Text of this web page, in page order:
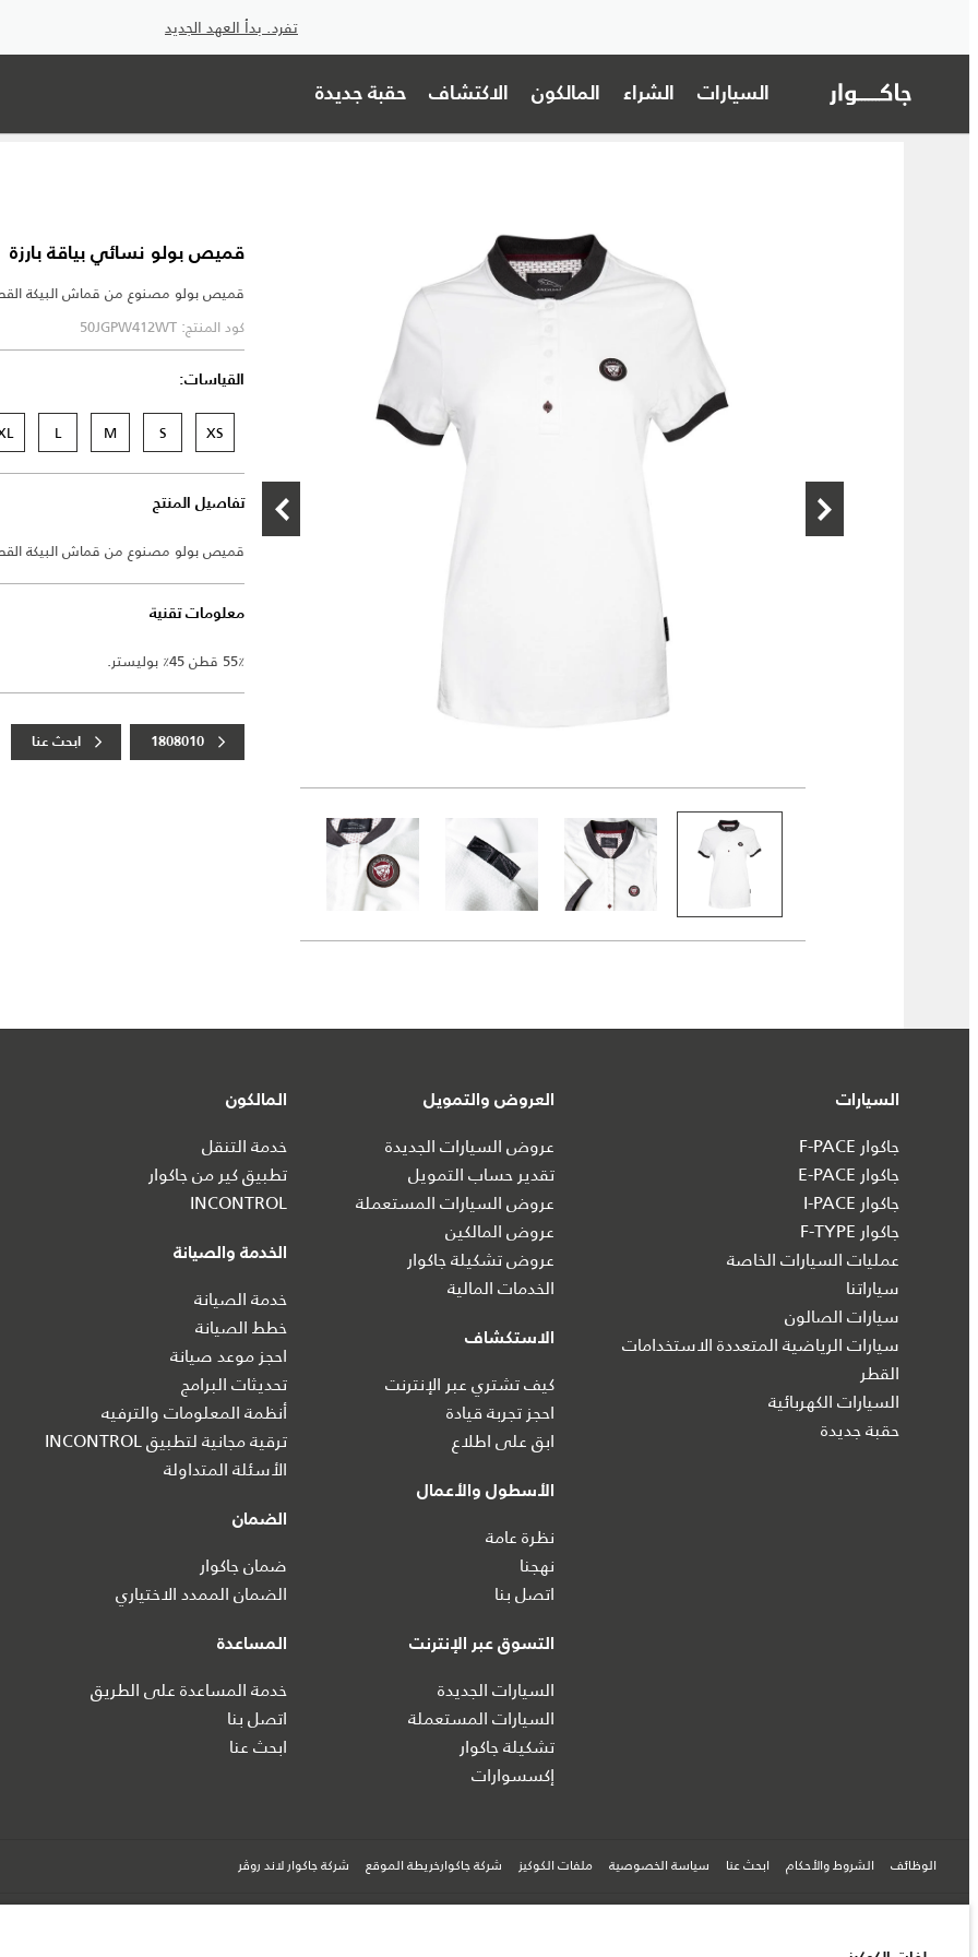
تفرد. بدأ العهد الجديد
السيارات الشراء المالكون الاكتشاف حقبة جديدة
قميص بولو نسائي بياقة بارزة
قميص بولو مصنوع من قماش البيكة
كود المنتج: 50JGPW412WT
القياسات:
XS
S
M
L
تفاصيل المنتج
قميص بولو مصنوع من قماش البيكة
معلومات تقنية
55٪ قطن 45٪ بوليستر.
1808010 ابحث عنا
السيارات
جاكوار F-PACE
جاكوار E-PACE
جاكوار I‑PACE
جاكوار F-TYPE
عمليات السيارات الخاصة
سياراتنا
سيارات الصالون
سيارات الرياضية المتعددة الاستخدامات
القطر
السيارات الكهربائية
حقبة جديدة
العروض والتمويل
عروض السيارات الجديدة
تقدير حساب التمويل
عروض السيارات المستعملة
عروض المالكين
عروض تشكيلة جاكوار
الخدمات المالية
الاستكشاف
كيف تشتري عبر الإنترنت
احجز تجربة قيادة
ابق على اطلاع
الأسطول والأعمال
نظرة عامة
نهجنا
اتصل بنا
التسوق عبر الإنترنت
السيارات الجديدة
السيارات المستعملة
تشكيلة جاكوار
إكسسوارات
المالكون
خدمة التنقل
تطبيق كير من جاكوار
INCONTROL
الخدمة والصيانة
خدمة الصيانة
خطط الصيانة
احجز موعد صيانة
تحديثات البرامج
أنظمة المعلومات والترفيه
ترقية مجانية لتطبيق INCONTROL
الأسئلة المتداولة
الضمان
ضمان جاكوار
الضمان الممدد الاختياري
المساعدة
خدمة المساعدة على الطريق
اتصل بنا
ابحث عنا
الوظائف الشروط والأحكام ابحث عنا سياسة الخصوصية ملفات الكوكيز شركة جاكوارخريطة الموقع شركة جاكوار لاند روڤر